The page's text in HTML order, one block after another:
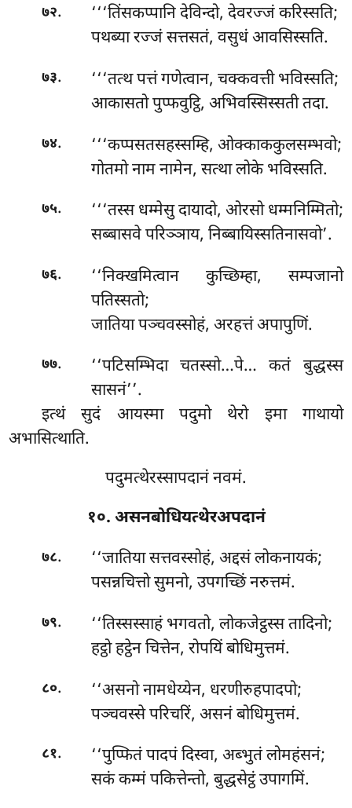
७२. ‘‘‘तिंसकप्पानिदेविन्दो, देवरज्जं करिस्सति;
पथब्या रज्जं सत्तसतं, वसुधं आवसिस्सति.
७३.
‘‘‘तत्थ पत्तं गणेत्वान, चक्कवत्ती भविस्सति;
आकासतो पुप्फवुट्ठि, अभिवस्सिस्सती तदा.
७४.
‘‘‘कप्पसतसहस्सम्हि, ओक्काककुलसम्भवो;
गोतमो नाम नामेन, सत्था लोके भविस्सति.
७५.
‘‘‘तस्स धम्मेसु दायादो, ओरसो धम्मनिम्मितो;
सब्बासवे परिञ्ञाय, निब्बायिस्सतिनासवो’.
७६.
‘‘निक्खमित्वान कुच्छिम्हा, सम्पजानो
पतिस्सतो;
जातिया पञ्चवस्सोहं, अरहत्तं अपापुणिं.
७७.
‘‘पटिसम्भिदा चतस्सो…पे… कतं बुद्धस्स
सासनं’’.
इत्थं सुदं आयस्मा पदुमो थेरो इमा गाथायो
अभासित्थाति.
पदुमत्थेरस्सापदानं नवमं.
१०. असनबोधियत्थेरअपदानं
७८. ‘‘जातियासत्तवस्सोहं, अद्दसं लोकनायकं;
पसन्नचित्तो सुमनो, उपगच्छिं नरुत्तमं.
७९.
‘‘तिस्सस्साहं भगवतो, लोकजेट्ठस्स तादिनो;
हट्ठो हट्ठेन चित्तेन, रोपयिं बोधिमुत्तमं.
८०.
‘‘असनो नामधेय्येन, धरणीरुहपादपो;
पञ्चवस्से परिचरिं, असनं बोधिमुत्तमं.
८१.
‘‘पुप्फितं पादपं दिस्वा, अब्भुतं लोमहंसनं;
सकं कम्मं पकित्तेन्तो, बुद्धसेट्ठं उपागमिं.